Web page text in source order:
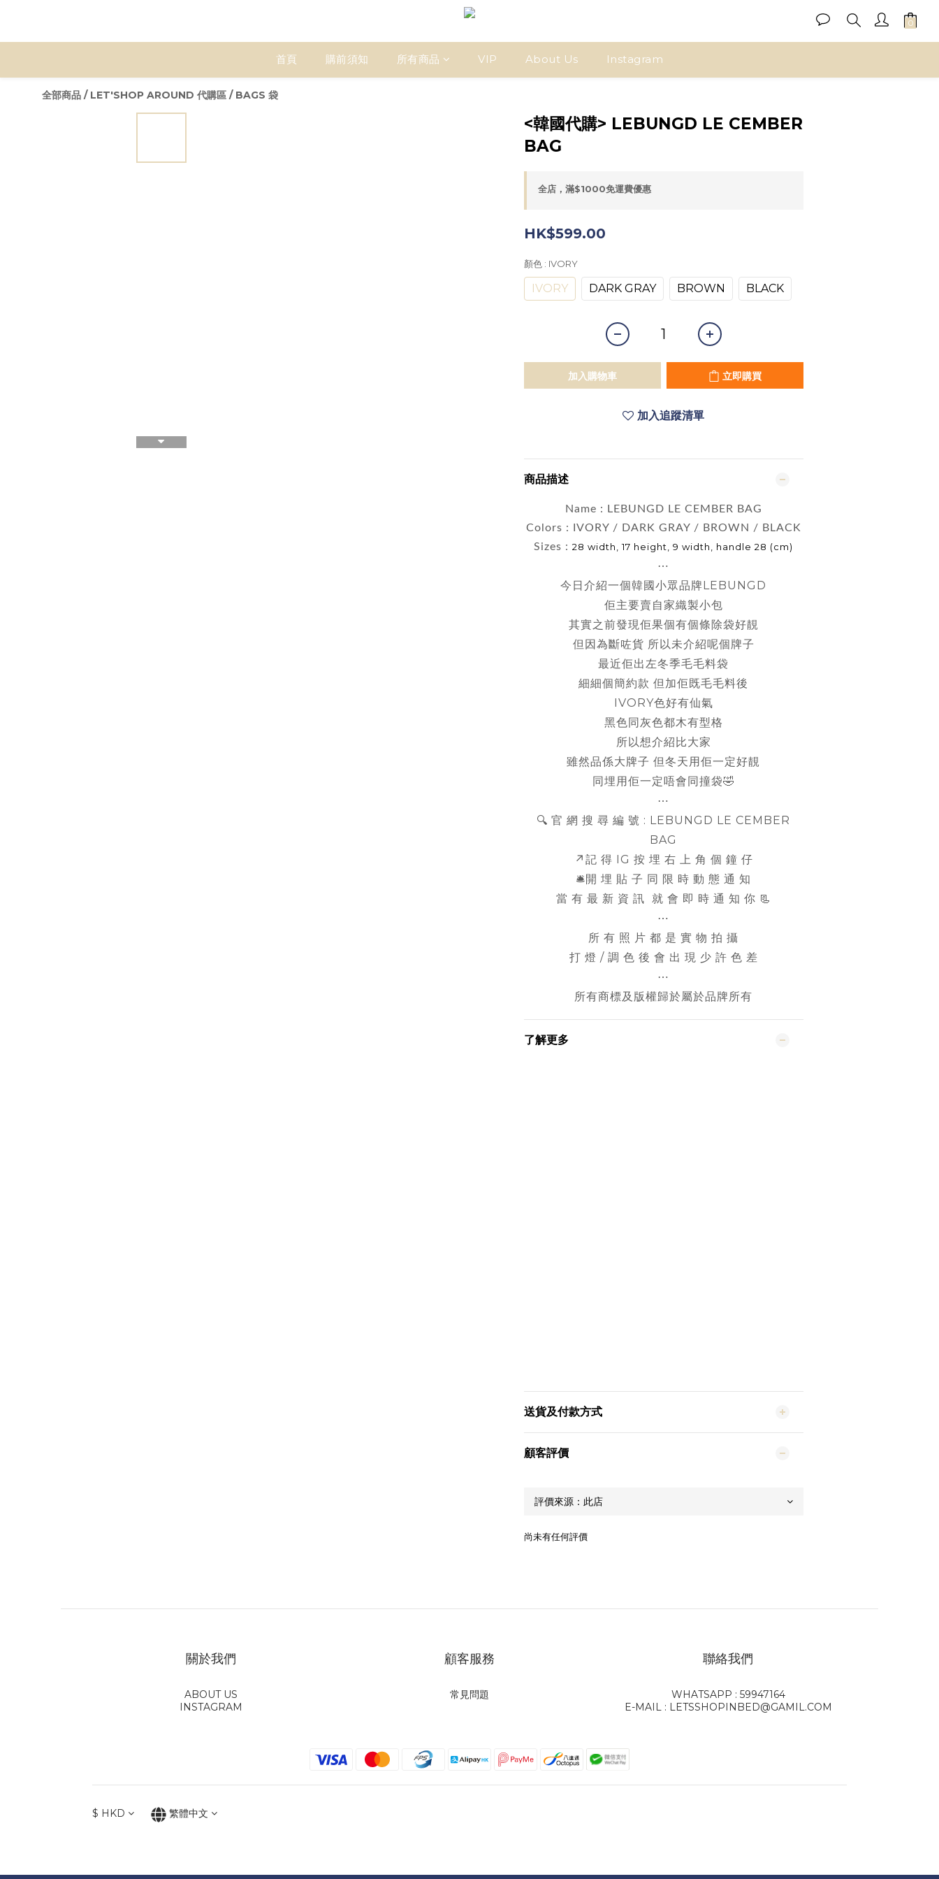
首頁 購前須知 所有商品 VIP About Us Instagram
全部商品 / LET'SHOP AROUND 代購區 / BAGS 袋
<韓國代購> LEBUNGD LE CEMBER
BAG
全店，滿$1000免運費優惠
HK$599.00
顏色 : IVORY
IVORY DARK GRAY BROWN BLACK
加入購物車 立即購買
加入追蹤清單
商品描述
Name : LEBUNGD LE CEMBER BAG
Colors : IVORY / DARK GRAY / BROWN / BLACK
Sizes : 28 width, 17 height, 9 width, handle 28 (cm)
⋯
今日介紹一個韓國小眾品牌LEBUNGD
佢主要賣自家織製小包
其實之前發現佢果個有個條除袋好靚
但因為斷咗貨 所以未介紹呢個牌子
最近佢出左冬季毛毛料袋
細細個簡約款 但加佢既毛毛料後
IVORY色好有仙氣
黑色同灰色都木有型格
所以想介紹比大家
雖然品係大牌子 但冬天用佢一定好靚
同埋用佢一定唔會同撞袋🤣
⋯
🔍 官 網 搜 尋 編 號 : LEBUNGD LE CEMBER
BAG
↗️記 得 IG 按 埋 右 上 角 個 鐘 仔
🛎️開 埋 貼 子 同 限 時 動 態 通 知
當 有 最 新 資 訊 就 會 即 時 通 知 你 📃
⋯
所 有 照 片 都 是 實 物 拍 攝
打 燈 / 調 色 後 會 出 現 少 許 色 差
⋯
所有商標及版權歸於屬於品牌所有
了解更多
送貨及付款方式
顧客評價
尚未有任何評價
關於我們
ABOUT US
INSTAGRAM
顧客服務
常見問題
聯絡我們
WHATSAPP : 59947164
E-MAIL : LETSSHOPINBED@GAMIL.COM
$ HKD 繁體中文